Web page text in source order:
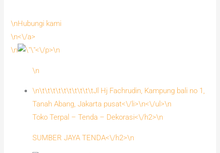
\nHubungi kami
\n<\/a>
\n
<\/p>\n
\n
\n\t\t\t\t\t\t\t\t\t\tJl Hj Fachrudin, Kampung bali no 1,
Tanah Abang, Jakarta pusat<\/li>\n<\/ul>\n
Toko Terpal – Tenda – Dekorasi<\/h2>\n
SUMBER JAYA TENDA<\/h2>\n